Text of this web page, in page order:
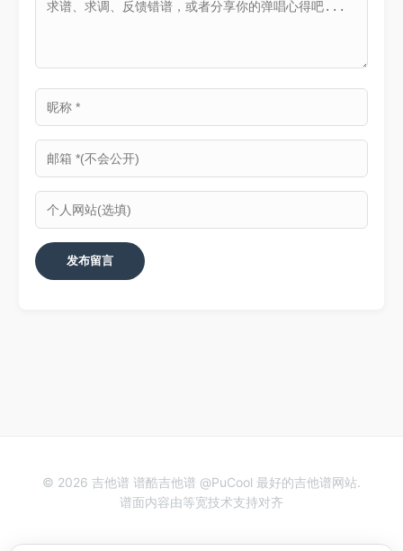
© 2026 吉他谱 谱酷吉他谱 @PuCool 最好的吉他谱网站.
谱面内容由等宽技术支持对齐